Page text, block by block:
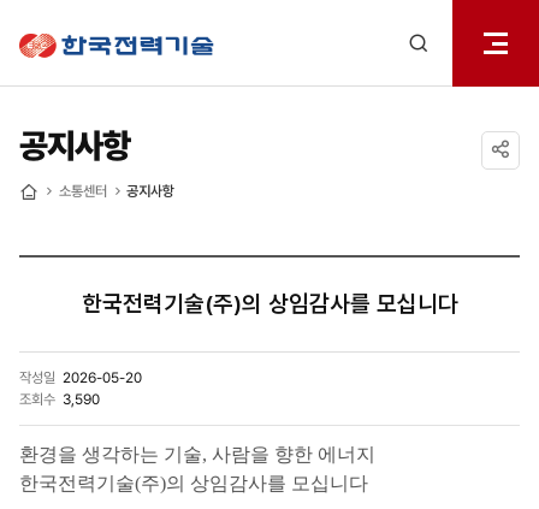
열기
공지사항
소통센터 공지사항
한국전력기술(주)의 상임감사를 모십니다
작성일 2026-05-20
조회수 3,590
환경을 생각하는 기술, 사람을 향한 에너지
한국전력기술(주)의 상임감사를 모십니다